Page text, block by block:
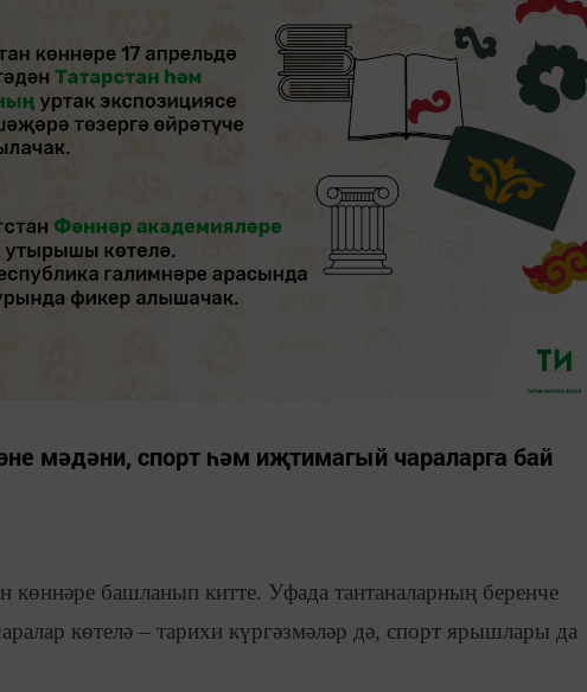
мәдәни, спорт һәм иҗтимагый чараларга бай
көннәре башланып китте. Уфада тантаналарның беренче
көтелә – тарихи күргәзмәләр дә, спорт ярышлары да